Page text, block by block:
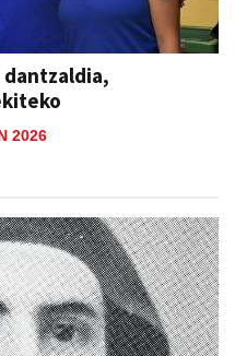
2026